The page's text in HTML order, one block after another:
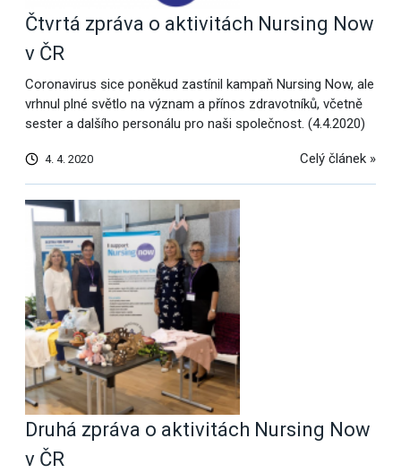
Čtvrtá zpráva o aktivitách Nursing Now
v ČR
Coronavirus sice poněkud zastínil kampaň Nursing Now, ale
vrhnul plné světlo na význam a přínos zdravotníků, včetně
sester a dalšího personálu pro naši společnost. (4.4.2020)
4. 4. 2020 Celý článek »
Druhá zpráva o aktivitách Nursing Now
v ČR